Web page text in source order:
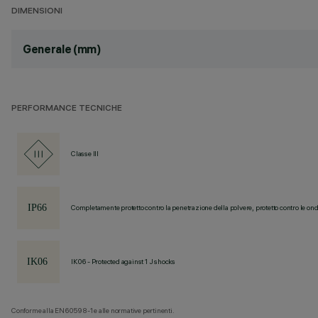
DIMENSIONI
Generale (mm)
PERFORMANCE TECNICHE
Classe III
Completamente protetto contro la penetrazione della polvere, protetto contro le
IK06 - Protected against 1 J shocks
Conforme alla EN60598-1 e alle normative pertinenti.